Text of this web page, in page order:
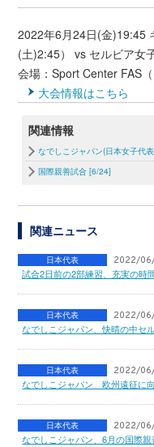
2022年6月24日(金)19:45
(土)2:45） vs セルビア女
会場：Sport Center FAS
大会情報はこちら
関連情報
なでしこジャパン(日本女子代
国際親善試合 [6/24]
関連ニュース
日本代表 2022/
試合2日前の2部練習、充実の時
日本代表 2022/
なでしこジャパン、快晴の中セ
日本代表 2022/
なでしこジャパン 欧州遠征に
日本代表 2022/
なでしこジャパン、6月の国際